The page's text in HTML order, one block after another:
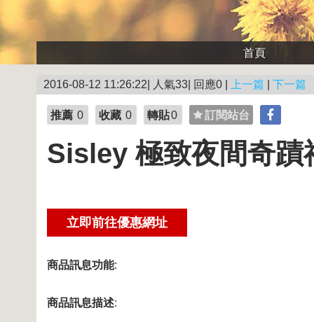
首頁
2016-08-12 11:26:22| 人氣33| 回應0 | 上一篇 下一篇
推薦 0 收藏 0 轉貼0 訂閱站台
Sisley 極致夜間奇蹟
商品訊息功能:
商品訊息描述: